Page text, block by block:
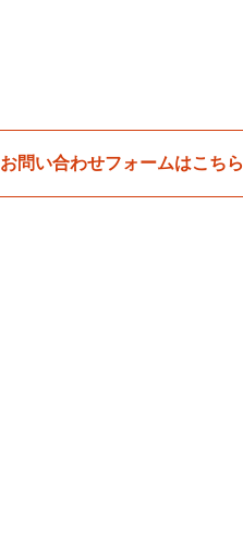
お問い合わせフォームはこちら